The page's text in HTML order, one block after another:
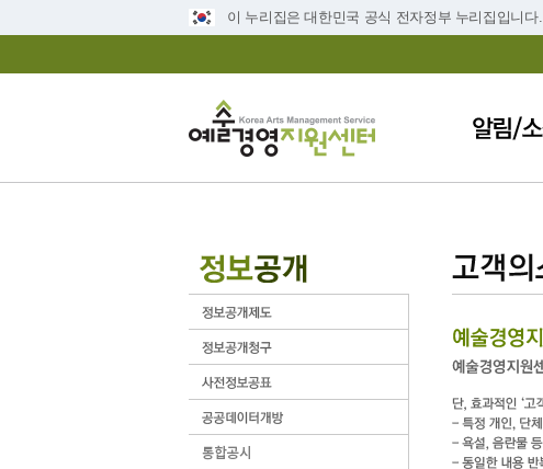
이 누리집은 대한민국 공식 전자정부 누리집입니다.